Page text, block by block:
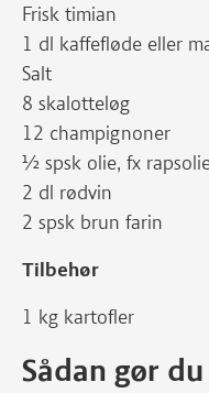
Frisk timian
1 dl kaffefløde eller
Salt
8 skalotteløg
12 champignoner
½ spsk olie, fx
2 dl rødvin
2 spsk brun farin
Tilbehør
1 kg kartofler
Sådan gør du